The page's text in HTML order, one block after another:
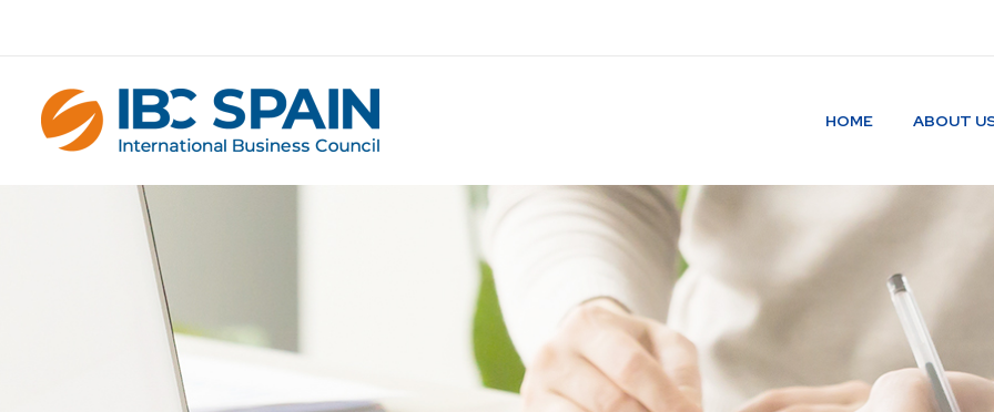
HOME ABOUT